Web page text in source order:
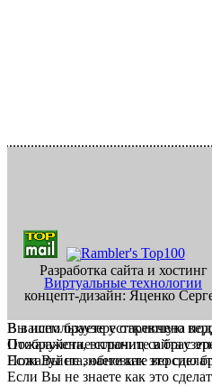
Разработка сайта и хостинг
Виртуальные технологии
концепт-дизайн: Яценко
В вашем браузере отключена
Пожалуйста, включите в
Если Вы не знаете как это
Вы используете устаревшую
Отображение страниц сайта с
Пожалуйста, обновите версию
Если Вы не знаете как это